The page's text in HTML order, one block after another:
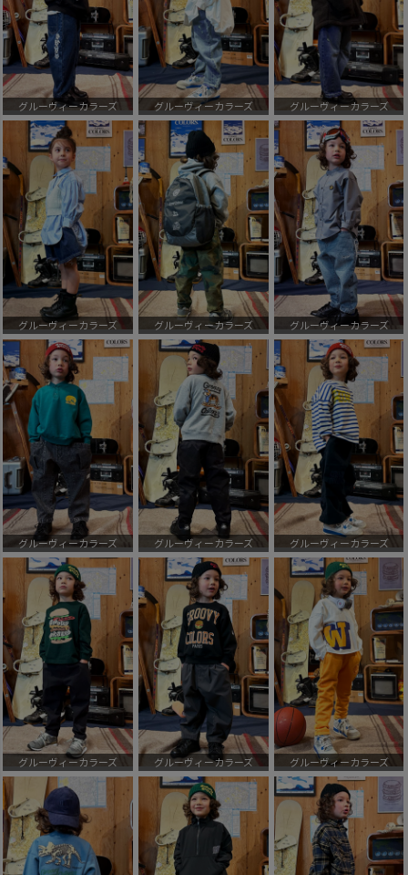
グルーヴィーカラーズ グルーヴィーカラーズ グルーヴィーカラーズ
グルーヴィーカラーズ グルーヴィーカラーズ グルーヴィーカラーズ
グルーヴィーカラーズ グルーヴィーカラーズ グルーヴィーカラーズ
グルーヴィーカラーズ グルーヴィーカラーズ グルーヴィーカラーズ